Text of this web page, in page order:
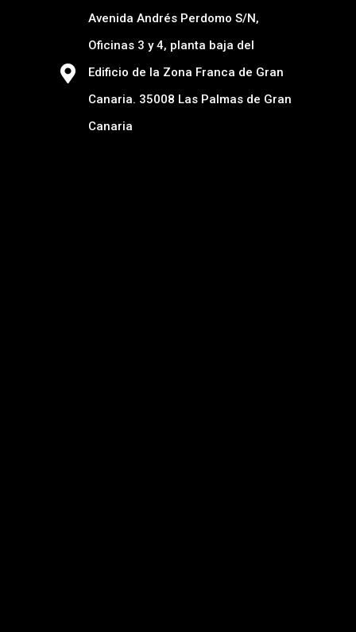
Avenida Andrés Perdomo S/N,
Oficinas 3 y 4, planta baja del
Edificio de la Zona Franca de Gran
Canaria. 35008 Las Palmas de Gran
Canaria